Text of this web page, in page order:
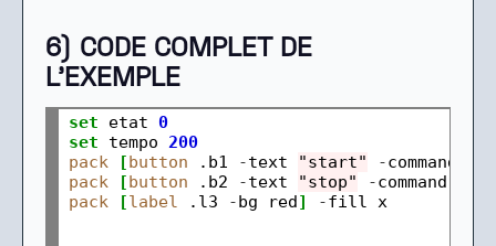
6) CODE COMPLET DE
L'EXEMPLE
set etat 0
set tempo 200
pack
[button .b1 -text "start" -command
pack
[button .b2 -text "stop" -command
pack
[label .l3 -bg red] -fill x